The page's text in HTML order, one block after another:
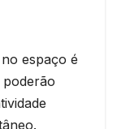
espaço é